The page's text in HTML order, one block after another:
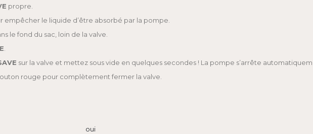
propre.
empêcher le liquide d’être absorbé par la pompe.
le fond du sac, loin de la valve.
sur la valve et mettez sous vide en quelques secondes ! La pompe s’arrête
rouge pour complètement fermer la valve.
oui